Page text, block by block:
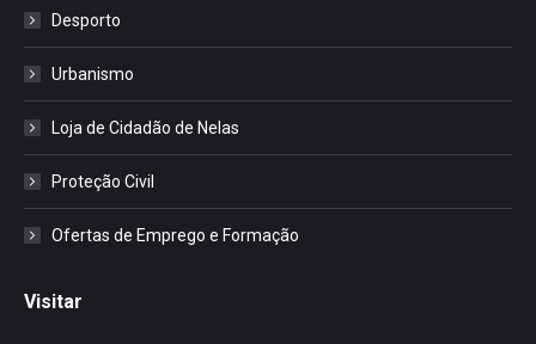
Desporto
Urbanismo
Loja de Cidadão de Nelas
Proteção Civil
Ofertas de Emprego e Formação
Visitar